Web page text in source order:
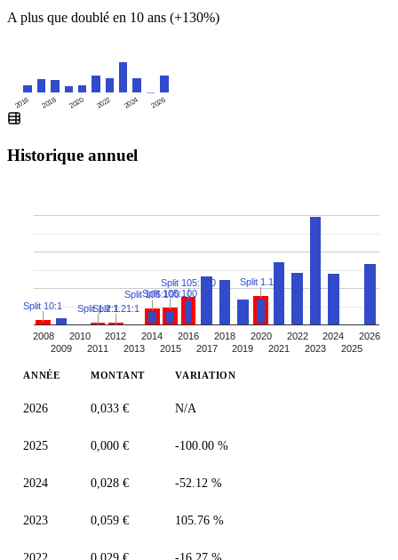
A plus que doublé en 10 ans (+130%)
2016 2018 2020 2022 2024 2026
Historique annuel
2008
2009
2010
2011
2012
2013
2014
2015
2016
2017
2018
2019
2020
2021
2022
2023
2024
2025
2026
Split 10:1 Split 1.2:1
Split 1.21:1
Split 105:100
Split 105:100
Split 105:100 Split 1.1:1
ANNÉE MONTANT VARIATION
2026 0,033 € N/A
2025 0,000 € -100.00 %
2024 0,028 € -52.12 %
2023 0,059 € 105.76 %